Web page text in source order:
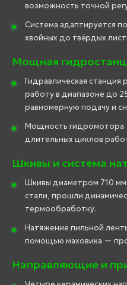
возможность точной
Система адаптируется
хвойных до твёрдых
Мощная
Гидравлическая станция
работу в диапазоне до
равномерную подачу и
Мощность гидромотора
длительных циклов
Шкивы и система
Шкивы диаметром 710 мм
стали, прошли
термообработку.
Натяжение пильной
помощью маховика —
Направляющие и